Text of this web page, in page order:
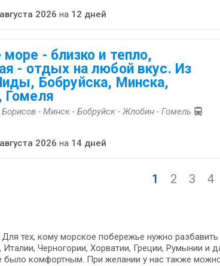
2026 на 12 дней
море - близко и тепло,
- отдых на любой вкус. Из
Бобруйска, Минска,
Гомеля
Борисов - Минск - Бобруйск - Жлобин - Гомель
2026 на 14 дней
1 2 3 4
тех, кому морское побережье нужно разбавить
Черногории, Хорватии, Греции, Румынии и
комфортным. При желании у нас также